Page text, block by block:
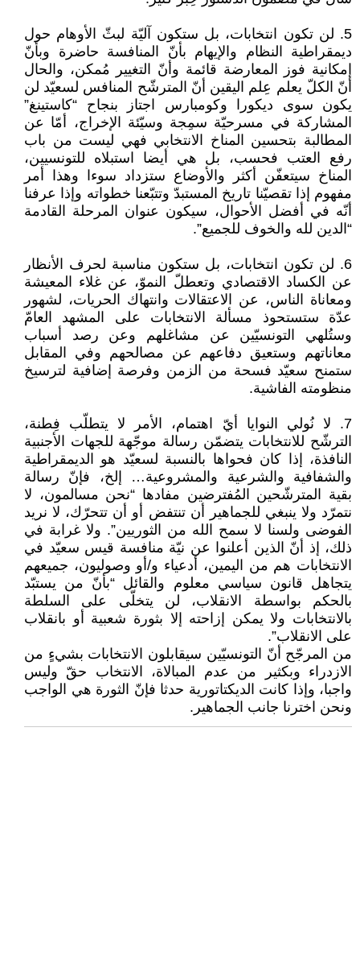
5. لن تكون انتخابات، بل ستكون آليّة لبثّ الأوهام حول
ديمقراطية النظام والإيهام بأنّ المنافسة حاضرة وبأنّ
إمكانية فوز المعارضة قائمة وأنّ التغيير مُمكن، والحال
أنّ الكلّ يعلم عِلم اليقين أنّ المترشّح المنافس لسعيّد لن
يكون سوى ديكورا وكومبارس اجتاز بنجاح “كاستينغ”
المشاركة في مسرحيّة سمِجة وسيّئة الإخراج، أمّا عن
المطالبة بتحسين المناخ الانتخابي فهي ليست من باب
رفع العتب فحسب، بل هي أيضا استبلاه للتونسيين،
المناخ سيتعفّن أكثر والأوضاع ستزداد سوءا وهذا أمر
مفهوم إذا تقصيّنا تاريخ المستبدّ وتتبّعنا خطواته وإذا عرفنا
أنّه في أفضل الأحوال، سيكون عنوان المرحلة القادمة
“الدين لله والخوف للجميع”.
6. لن تكون انتخابات، بل ستكون مناسبة لحرف الأنظار
عن الكساد الاقتصادي وتعطلّ النموّ، عن غلاء المعيشة
ومعاناة الناس، عن الاعتقالات وانتهاك الحريات، لشهور
عدّة ستستحوذ مسألة الانتخابات على المشهد العامّ
وستُلهي التونسيّين عن مشاغلهم وعن رصد أسباب
معاناتهم وستعيق دفاعهم عن مصالحهم وفي المقابل
ستمنح سعيّد فسحة من الزمن وفرصة إضافية لترسيخ
منظومته الفاشية.
7. لا نُولي النوايا أيّ اهتمام، الأمر لا يتطلّب فِطنة،
الترشّح للانتخابات يتضمّن رسالة موجّهة للجهات الأجنبية
النافذة، إذا كان فحواها بالنسبة لسعيّد هو الديمقراطية
والشفافية والشرعية والمشروعية… إلخ، فإنّ رسالة
بقية المترشّحين المُفترضين مفادها “نحن مسالمون، لا
نتمرّد ولا ينبغي للجماهير أن تنتفض أو أن تتحرّك، لا نريد
الفوضى ولسنا لا سمح الله من الثوريين”. ولا غرابة في
ذلك، إذ أنّ الذين أعلنوا عن نيّة منافسة قيس سعيّد في
الانتخابات هم من اليمين، أدعياء و/أو وصوليون، جميعهم
يتجاهل قانون سياسي معلوم والقائل “بأنّ من يستبّد
بالحكم بواسطة الانقلاب، لن يتخلّى على السلطة
بالانتخابات ولا يمكن إزاحته إلا بثورة شعبية أو بانقلاب
على الانقلاب”.
من المرجّح أنّ التونسيّين سيقابلون الانتخابات بشيءٍ من
الازدراء وبكثير من عدم المبالاة، الانتخاب حقّ وليس
واجبا، وإذا كانت الديكتاتورية حدثا فإنّ الثورة هي الواجب
ونحن اخترنا جانب الجماهير.